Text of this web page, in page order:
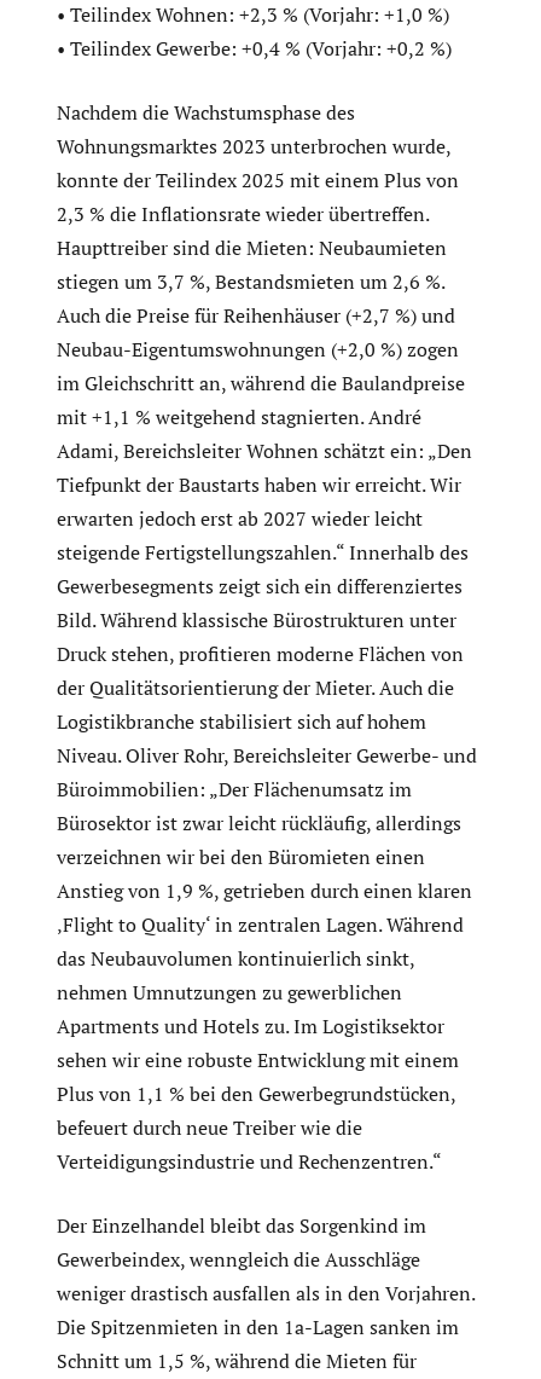
• Teilindex Wohnen: +2,3 % (Vorjahr: +1,0 %)
• Teilindex Gewerbe: +0,4 % (Vorjahr: +0,2 %)
Nachdem die Wachstumsphase des
Wohnungsmarktes 2023 unterbrochen wurde,
konnte der Teilindex 2025 mit einem Plus von
2,3 % die Inflationsrate wieder übertreffen.
Haupttreiber sind die Mieten: Neubaumieten
stiegen um 3,7 %, Bestandsmieten um 2,6 %.
Auch die Preise für Reihenhäuser (+2,7 %) und
Neubau-Eigentumswohnungen (+2,0 %) zogen
im Gleichschritt an, während die Baulandpreise
mit +1,1 % weitgehend stagnierten. André
Adami, Bereichsleiter Wohnen schätzt ein: „Den
Tiefpunkt der Baustarts haben wir erreicht. Wir
erwarten jedoch erst ab 2027 wieder leicht
steigende Fertigstellungszahlen.“ Innerhalb des
Gewerbesegments zeigt sich ein differenziertes
Bild. Während klassische Bürostrukturen unter
Druck stehen, profitieren moderne Flächen von
der Qualitätsorientierung der Mieter. Auch die
Logistikbranche stabilisiert sich auf hohem
Niveau. Oliver Rohr, Bereichsleiter Gewerbe- und
Büroimmobilien: „Der Flächenumsatz im
Bürosektor ist zwar leicht rückläufig, allerdings
verzeichnen wir bei den Büromieten einen
Anstieg von 1,9 %, getrieben durch einen klaren
‚Flight to Quality‘ in zentralen Lagen. Während
das Neubauvolumen kontinuierlich sinkt,
nehmen Umnutzungen zu gewerblichen
Apartments und Hotels zu. Im Logistiksektor
sehen wir eine robuste Entwicklung mit einem
Plus von 1,1 % bei den Gewerbegrundstücken,
befeuert durch neue Treiber wie die
Verteidigungsindustrie und Rechenzentren.“
Der Einzelhandel bleibt das Sorgenkind im
Gewerbeindex, wenngleich die Ausschläge
weniger drastisch ausfallen als in den Vorjahren.
Die Spitzenmieten in den 1a-Lagen sanken im
Schnitt um 1,5 %, während die Mieten für